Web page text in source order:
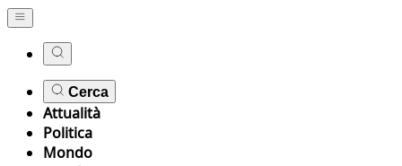
Cerca
Attualità
Politica
Mondo